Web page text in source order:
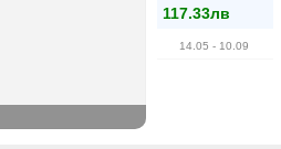
117.33лв
14.05 - 10.09